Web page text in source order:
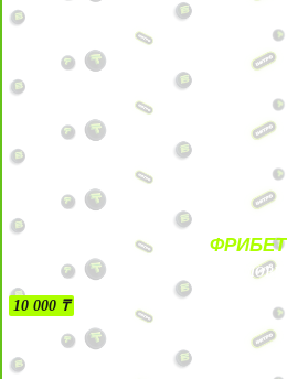
ФРИБЕТ
БЕЗ УСЛОВИЙ
10 000 ₸